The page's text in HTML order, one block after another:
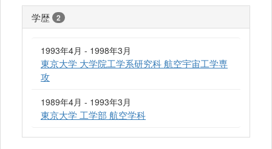
学歴 2
1993年4月 - 1998年3月
東京大学 大学院工学系研究科 航空宇宙工学専
攻
1989年4月 - 1993年3月
東京大学 工学部 航空学科